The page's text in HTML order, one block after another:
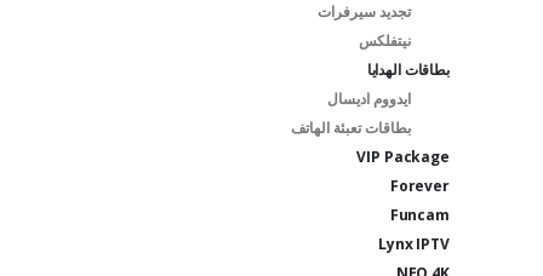
تجديد سيرفرات
نيتفلكس
بطاقات الهدايا
ايدووم اديسال
بطاقات تعبئة الهاتف
VIP Package
Forever
Funcam
Lynx IPTV